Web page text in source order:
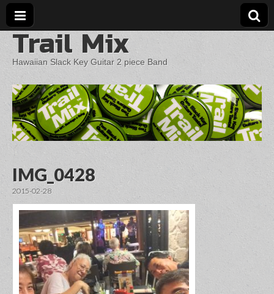
Trail Mix
Hawaiian Slack Key Guitar 2 piece Band
IMG_0428
2015-02-28